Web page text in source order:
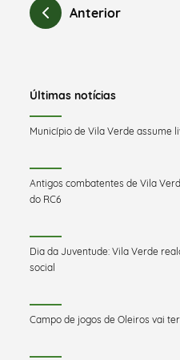
Anterior
Últimas notícias
Município de Vila Verde assume
Antigos combatentes de Vila
do RC6
Dia da Juventude: Vila Verde
social
Campo de jogos de Oleiros vai